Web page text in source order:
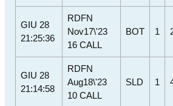
GIU 28
21:25:36
RDFN
Nov17\'23
16 CALL
BOT 1
GIU 28
21:14:58
RDFN
Aug18\'23
10 CALL
SLD 1